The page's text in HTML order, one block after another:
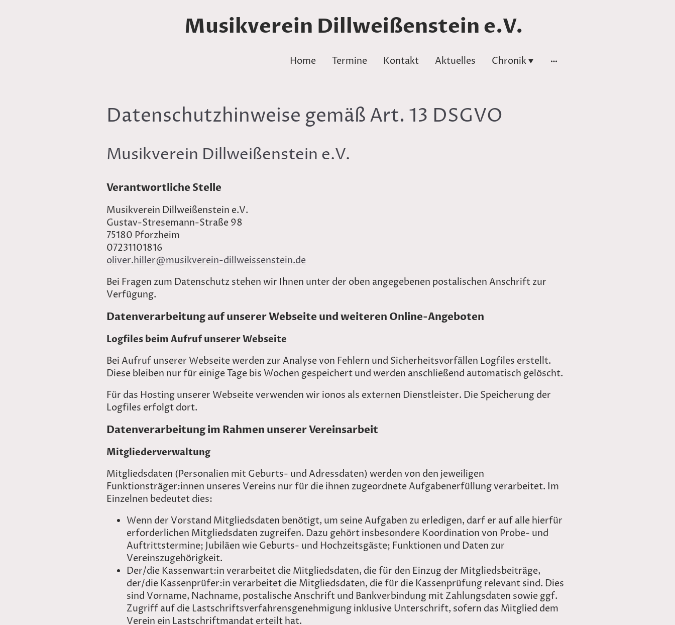
Musikverein Dillweißenstein e.V.
Home Termine Kontakt Aktuelles Chronik
Datenschutzhinweise gemäß Art. 13 DSGVO
Musikverein Dillweißenstein e.V.
Verantwortliche Stelle
Musikverein Dillweißenstein e.V.
Gustav-Stresemann-Straße 98
75180 Pforzheim
07231101816
oliver.hiller@musikverein-dillweissenstein.de
Bei Fragen zum Datenschutz stehen wir Ihnen unter der oben angegebenen postalischen Anschrift zur
Verfügung.
Datenverarbeitung auf unserer Webseite und weiteren Online-Angeboten
Logfiles beim Aufruf unserer Webseite
Bei Aufruf unserer Webseite werden zur Analyse von Fehlern und Sicherheitsvorfällen Logfiles erstellt.
Diese bleiben nur für einige Tage bis Wochen gespeichert und werden anschließend automatisch gelöscht.
Für das Hosting unserer Webseite verwenden wir ionos als externen Dienstleister. Die Speicherung der
Logfiles erfolgt dort.
Datenverarbeitung im Rahmen unserer Vereinsarbeit
Mitgliederverwaltung
Mitgliedsdaten (Personalien mit Geburts- und Adressdaten) werden von den jeweiligen
Funktionsträger:innen unseres Vereins nur für die ihnen zugeordnete Aufgabenerfüllung verarbeitet. Im
Einzelnen bedeutet dies:
Wenn der Vorstand Mitgliedsdaten benötigt, um seine Aufgaben zu erledigen, darf er auf alle hierfür
erforderlichen Mitgliedsdaten zugreifen. Dazu gehört insbesondere Koordination von Probe- und
Auftrittstermine; Jubiläen wie Geburts- und Hochzeitsgäste; Funktionen und Daten zur
Vereinszugehörigkeit.
Der/die Kassenwart:in verarbeitet die Mitgliedsdaten, die für den Einzug der Mitgliedsbeiträge,
der/die Kassenprüfer:in verarbeitet die Mitgliedsdaten, die für die Kassenprüfung relevant sind. Dies
sind Vorname, Nachname, postalische Anschrift und Bankverbindung mit Zahlungsdaten sowie ggf.
Zugriff auf die Lastschriftsverfahrensgenehmigung inklusive Unterschrift, sofern das Mitglied dem
Verein ein Lastschriftmandat erteilt hat.